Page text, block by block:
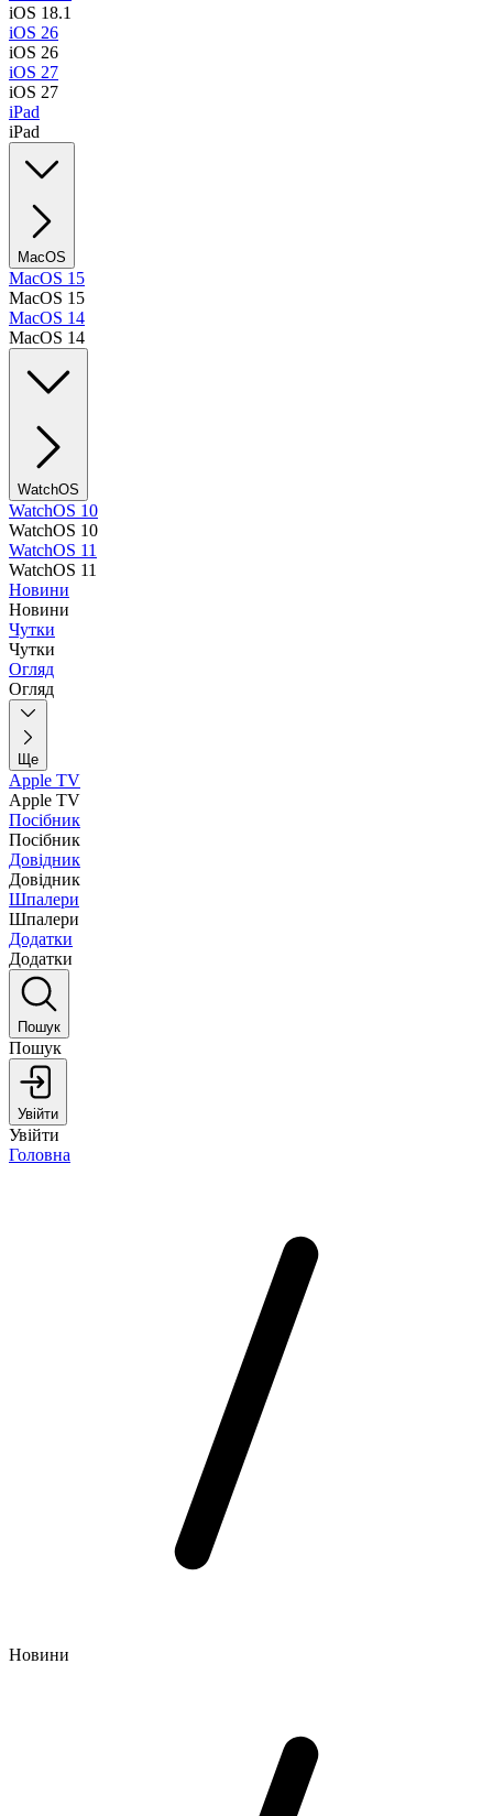
iOS 18.1
iOS 26
iOS 26
iOS 27
iOS 27
iPad
iPad
MacOS
MacOS 15
MacOS 15
MacOS 14
MacOS 14
WatchOS
WatchOS 10
WatchOS 10
WatchOS 11
WatchOS 11
Новини
Новини
Чутки
Чутки
Огляд
Огляд
Ще
Apple TV
Apple TV
Посібник
Посібник
Довідник
Довідник
Шпалери
Шпалери
Додатки
Додатки
Пошук
Пошук
Увійти
Увійти
Головна
Новини